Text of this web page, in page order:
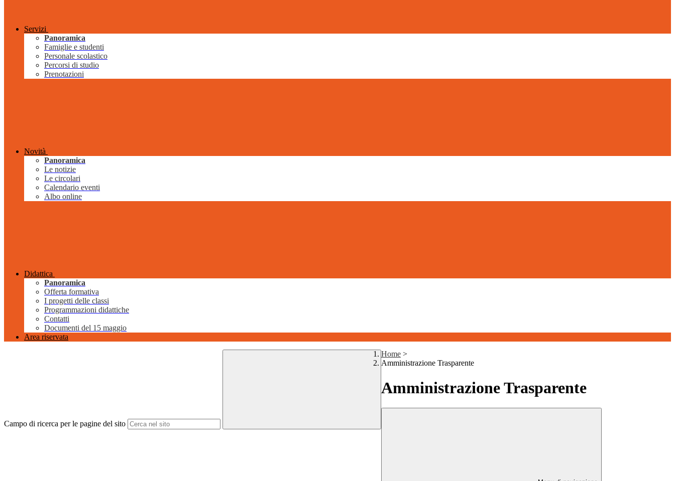
Servizi
Panoramica
Famiglie e studenti
Personale scolastico
Percorsi di studio
Prenotazioni
Novità
Panoramica
Le notizie
Le circolari
Calendario eventi
Albo online
Didattica
Panoramica
Offerta formativa
I progetti delle classi
Programmazioni didattiche
Contatti
Documenti del 15 maggio
Area riservata
Campo di ricerca per le pagine del sito
Home >
Amministrazione Trasparente
Amministrazione Trasparente